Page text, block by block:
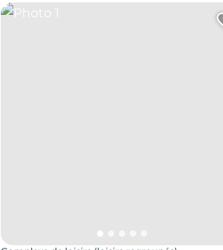
Photo 1